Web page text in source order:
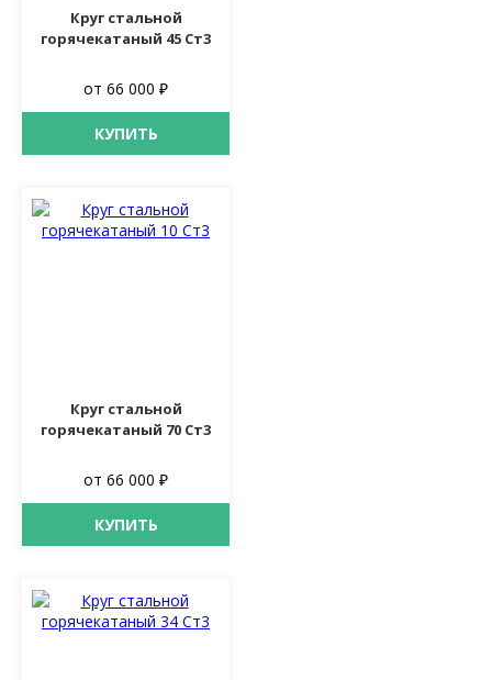
Круг стальной
горячекатаный 45 Ст3
от 66 000 ₽
КУПИТЬ
Круг стальной
горячекатаный 70 Ст3
от 66 000 ₽
КУПИТЬ